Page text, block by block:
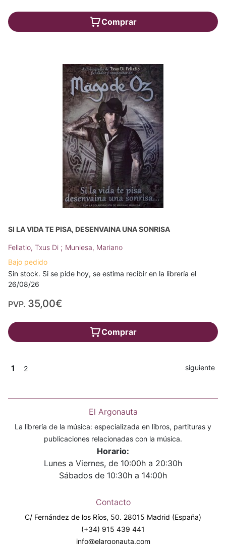
Comprar
SI LA VIDA TE PISA, DESENVAINA UNA SONRISA
Fellatio, Txus Di ; Muniesa, Mariano
Bajo pedido
Sin stock. Si se pide hoy, se estima recibir en la librería el
26/08/26
PVP. 35,00€
Comprar
1 2 siguiente
El Argonauta
La librería de la música: especializada en libros, partituras y
publicaciones relacionadas con la música.
Horario:
Lunes a Viernes, de 10:00h a 20:30h
Sábados de 10:30h a 14:00h
Contacto
C/ Fernández de los Ríos, 50. 28015 Madrid (España)
(+34) 915 439 441
info@elargonauta.com